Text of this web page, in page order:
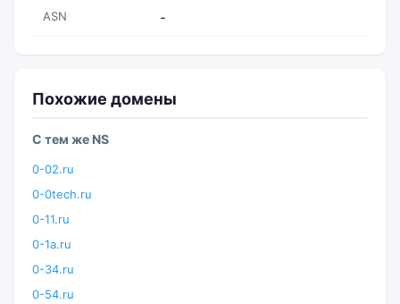
ASN -
Похожие домены
С тем же NS
0-02.ru
0-0tech.ru
0-11.ru
0-1a.ru
0-34.ru
0-54.ru